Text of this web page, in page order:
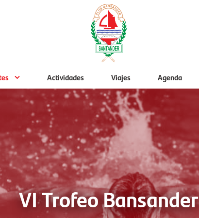
Actividades Viajes Agenda
VI Trofeo Bansander